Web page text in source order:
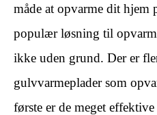
måde at opvarme dit hjem
populær løsning til
ikke uden grund. Der er
gulvvarmeplader som
første er de meget